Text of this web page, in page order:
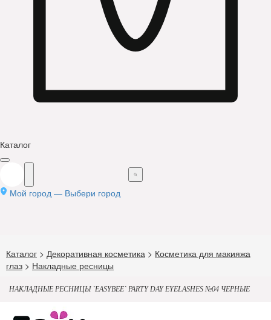
Каталог
Мой город — Выбери город
Каталог > Декоративная косметика > Косметика для макияжа
глаз > Накладные ресницы
НАКЛАДНЫЕ РЕСНИЦЫ `EASYBEE` PARTY DAY EYELASHES №04 ЧЕРНЫЕ